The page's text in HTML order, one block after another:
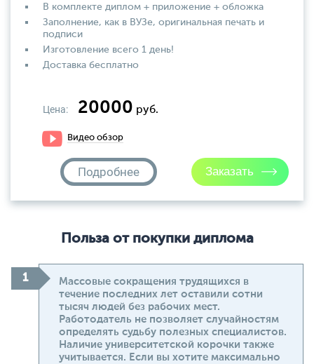
В комплекте диплом + приложение + обложка
Заполнение, как в ВУЗе, оригинальная печать и
подписи
Изготовление всего 1 день!
Доставка бесплатно
Цена: 20000 руб.
Видео обзор
Подробнее
Польза от покупки диплома
Массовые сокращения трудящихся в
течение последних лет оставили сотни
тысяч людей без рабочих мест.
Работодатель не позволяет случайностям
определять судьбу полезных специалистов.
Наличие университетской корочки также
учитывается. Если вы хотите максимально